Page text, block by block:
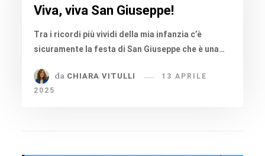
Viva, viva San Giuseppe!
Tra i ricordi più vividi della mia infanzia c’è
sicuramente la festa di San Giuseppe che è una…
da CHIARA VITULLI
13 APRILE
2025